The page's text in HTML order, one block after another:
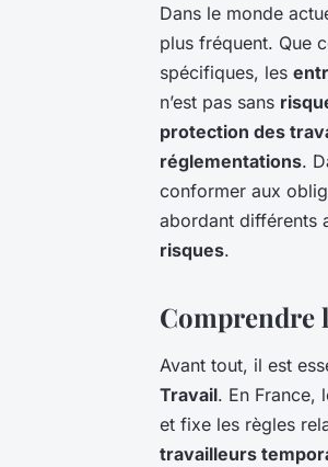
Dans le monde
plus fréquent. Que
spécifiques, les
n’est pas sans
protection des
réglementations.
conformer aux
abordant différents
risques.
Comprendre
Avant tout, il est
Travail. En France,
et fixe les règles
travailleurs